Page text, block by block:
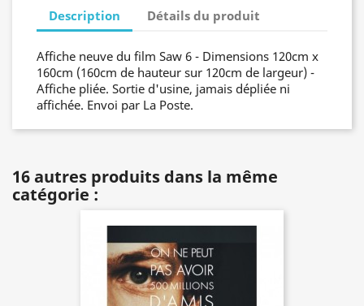
Description Détails du produit
Affiche neuve du film Saw 6 - Dimensions 120cm x
160cm (160cm de hauteur sur 120cm de largeur) -
Affiche pliée. Sortie d'usine, jamais dépliée ni
affichée. Envoi par La Poste.
16 autres produits dans la même
catégorie :